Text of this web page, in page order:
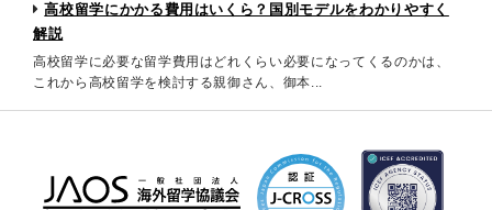
高校留学にかかる費用はいくら？国別モデルをわかりやすく
解説
高校留学に必要な留学費用はどれくらい必要になってくるのかは、
これから高校留学を検討する親御さん、御本...